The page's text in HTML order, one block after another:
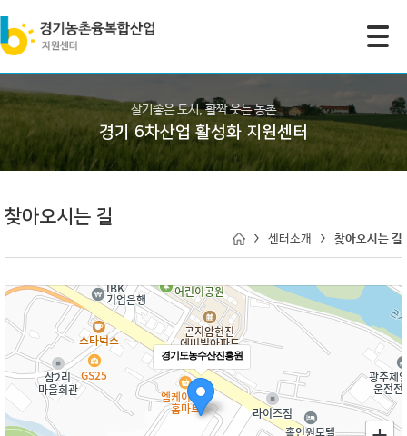
살기좋은 도시, 활짝 웃는 농촌
경기 6차산업 활성화 지원센터
찾아오시는 길
센터소개 찾아오시는 길
경기도농수산진흥원